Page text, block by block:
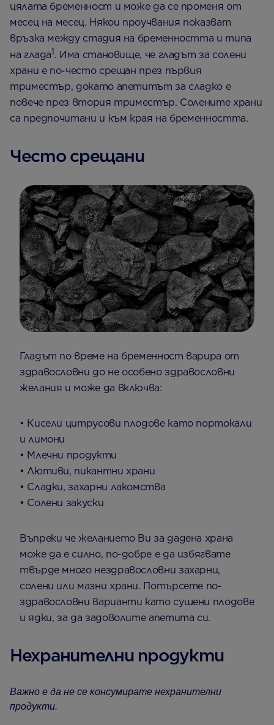
цялата бременност и може да се променя от
месец на месец. Някои проучвания показват
връзка между стадия на бременността и типа
на глада1. Има становище, че гладът за солени
храни е по-често срещан през първия
триместър, докато апетитът за сладко е
повече през втория триместър. Солените храни
са предпочитани и към края на бременността.
Често срещани
Гладът по време на бременност варира от
здравословни до не особено здравословни
желания и може да включва:
• Кисели цитрусови плодове като портокали
и лимони
• Млечни продукти
• Лютиви, пикантни храни
• Сладки, захарни лакомства
• Солени закуски
Въпреки че желанието Ви за дадена храна
може да е силно, по-добре е да избягвате
твърде много нездравословни захарни,
солени или мазни храни. Потърсете по-
здравословни варианти като сушени плодове
и ядки, за да задоволите апетита си.
Нехранителни продукти
Важно е да не се консумирате нехранителни
продукти.